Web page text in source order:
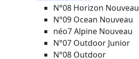
N°08 Horizon Nouveau
N°09 Ocean Nouveau
néo7 Alpine Nouveau
N°07 Outdoor Junior
N°08 Outdoor